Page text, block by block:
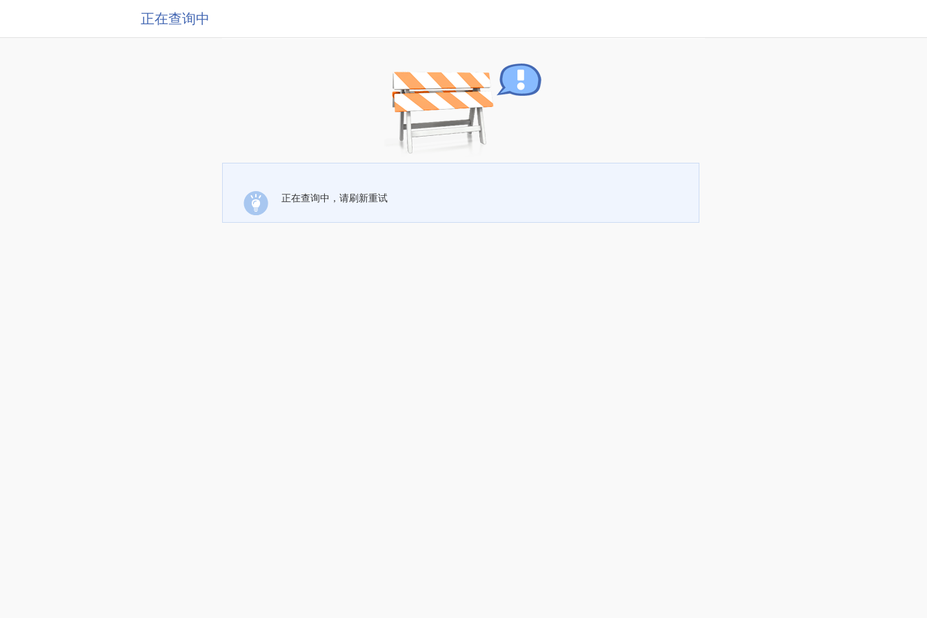
正在查询中
正在查询中，请刷新重试